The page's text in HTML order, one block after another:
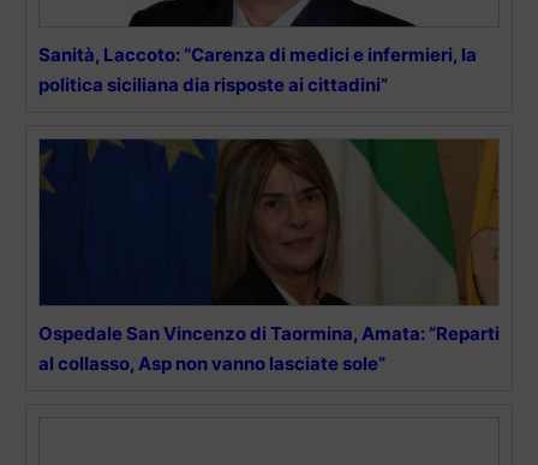
Sanità, Laccoto: “Carenza di medici e infermieri, la
politica siciliana dia risposte ai cittadini”
Ospedale San Vincenzo di Taormina, Amata: “Reparti
al collasso, Asp non vanno lasciate sole”